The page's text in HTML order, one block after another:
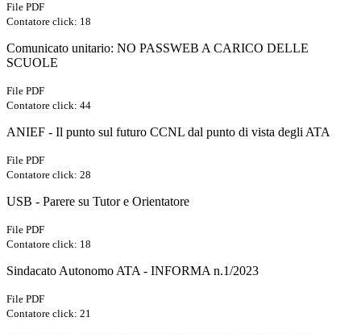
File PDF
Contatore click: 18
Comunicato unitario: NO PASSWEB A CARICO DELLE
SCUOLE
File PDF
Contatore click: 44
ANIEF - Il punto sul futuro CCNL dal punto di vista degli ATA
File PDF
Contatore click: 28
USB - Parere su Tutor e Orientatore
File PDF
Contatore click: 18
Sindacato Autonomo ATA - INFORMA n.1/2023
File PDF
Contatore click: 21